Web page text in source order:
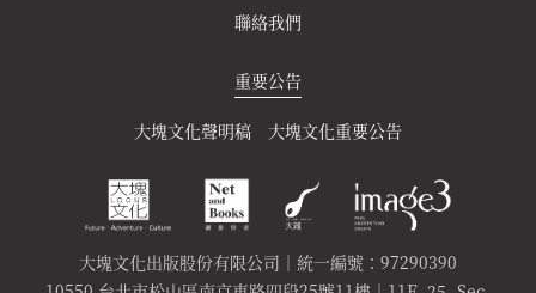
聯絡我們
重要公告
大塊文化聲明稿 大塊文化重要公告
大塊文化出版股份有限公司｜統一編號：97290390